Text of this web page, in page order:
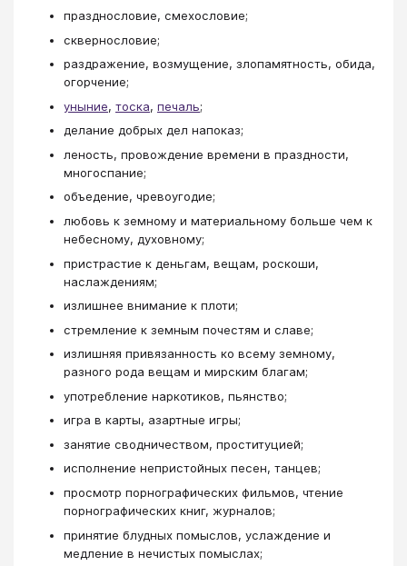
празднословие, смехословие;
сквернословие;
раздражение, возмущение, злопамятность, обида,
огорчение;
уныние, тоска, печаль;
делание добрых дел напоказ;
леность, провождение времени в праздности,
многоспание;
объедение, чревоугодие;
любовь к земному и материальному больше чем к
небесному, духовному;
пристрастие к деньгам, вещам, роскоши,
наслаждениям;
излишнее внимание к плоти;
стремление к земным почестям и славе;
излишняя привязанность ко всему земному,
разного рода вещам и мирским благам;
употребление наркотиков, пьянство;
игра в карты, азартные игры;
занятие сводничеством, проституцией;
исполнение непристойных песен, танцев;
просмотр порнографических фильмов, чтение
порнографических книг, журналов;
принятие блудных помыслов, услаждение и
медление в нечистых помыслах;